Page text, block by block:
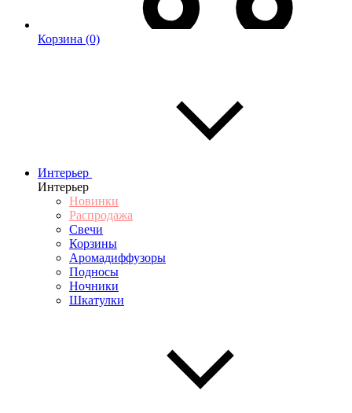
Корзина (0)
Интерьер
Интерьер
Новинки
Распродажа
Свечи
Корзины
Аромадиффузоры
Подносы
Ночники
Шкатулки